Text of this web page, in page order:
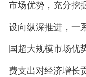
市场优势，充分挖
设向纵深推进，一
国超大规模市场优
费支出对经济增长